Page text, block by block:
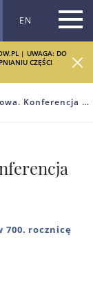
EN
| UWAGA: DO
CZĘŚCI
Z Gniezna do Krakowa. Konferencja naukowa
700. rocznicę